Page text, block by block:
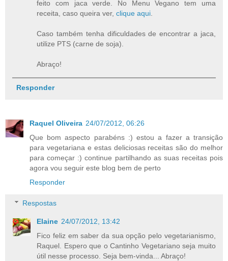
feito com jaca verde. No Menu Vegano tem uma
receita, caso queira ver,clique aqui.
Caso também tenha dificuldades de encontrar a jaca,
utilize PTS (carne de soja).
Abraço!
Responder
Raquel Oliveira 24/07/2012, 06:26
Que bom aspecto parabéns :) estou a fazer a transição
para vegetariana e estas deliciosas receitas são do melhor
para começar :) continue partilhando as suas receitas pois
agora vou seguir este blog bem de perto
Responder
Respostas
Elaine 24/07/2012, 13:42
Fico feliz em saber da sua opção pelo vegetarianismo,
Raquel. Espero que o Cantinho Vegetariano seja muito
útil nesse processo. Seja bem-vinda... Abraço!